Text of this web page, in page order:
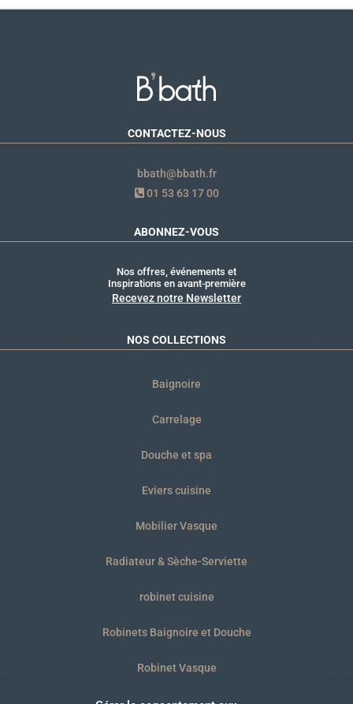
CONTACTEZ-NOUS
bbath@bbath.fr
01 53 63 17 00
ABONNEZ-VOUS
Nos offres, événements et
Inspirations en avant-première
Recevez notre Newsletter
NOS COLLECTIONS
Baignoire
Carrelage
Douche et spa
Eviers cuisine
Mobilier Vasque
Radiateur & Sèche-Serviette
robinet cuisine
Robinets Baignoire et Douche
Robinet Vasque